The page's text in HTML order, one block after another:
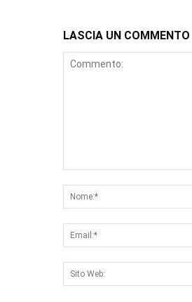
LASCIA UN COMMENTO